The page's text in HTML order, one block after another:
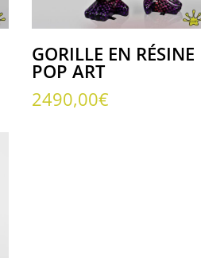
GORILLE EN RÉSINE
POP ART
2490,00€